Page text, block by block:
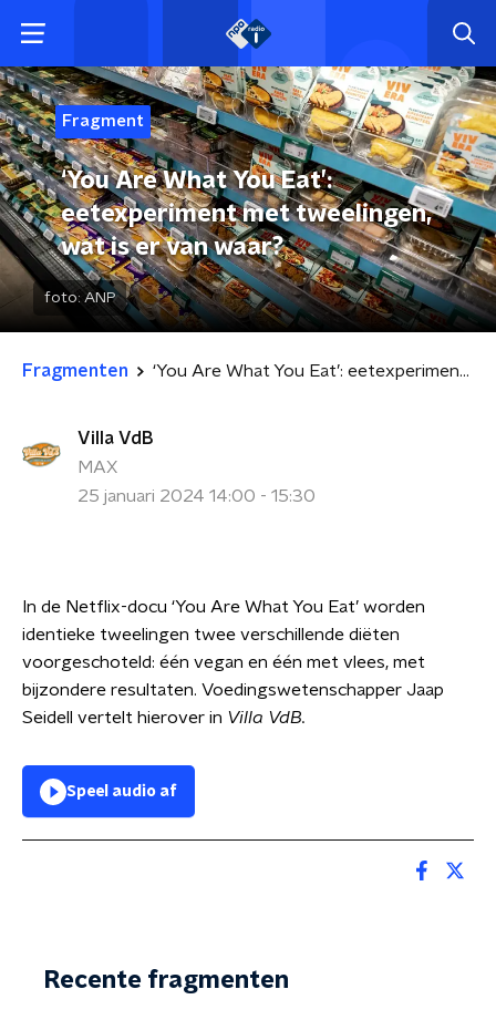
Fragment
‘You Are What You Eat’:
eetexperiment met tweelingen,
wat is er van waar?
foto: ANP
Fragmenten ‘You Are What You Eat’: eetexperiment met tweelingen, wat is er van waar?
Villa VdB
MAX
25 januari 2024 14:00 - 15:30
In de Netflix-docu ‘You Are What You Eat’ worden
identieke tweelingen twee verschillende diëten
voorgeschoteld: één vegan en één met vlees, met
bijzondere resultaten. Voedingswetenschapper Jaap
Seidell vertelt hierover in Villa VdB.
Speel audio af
Recente fragmenten